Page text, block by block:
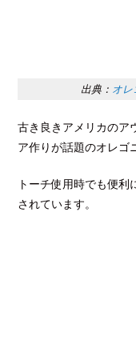
出典： オ
古き良きアメリカのア
ア作りが話題のオレゴ
トーチ使用時でも便
されています。